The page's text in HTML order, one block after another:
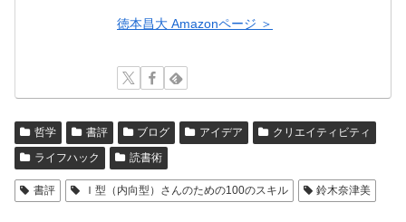
徳本昌大 Amazonページ ＞
哲学 書評 ブログ アイデア
クリエイティビティ
ライフハック
読書術
書評 Ｉ型（内向型）さんのための100のスキル 鈴木奈津美